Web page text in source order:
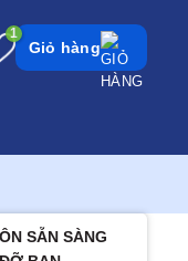
Giỏ hàng
SẴN SÀNG